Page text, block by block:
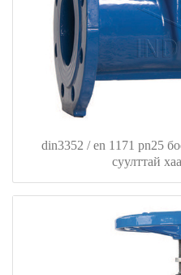
din3352 / en 1171 pn25
суулттай